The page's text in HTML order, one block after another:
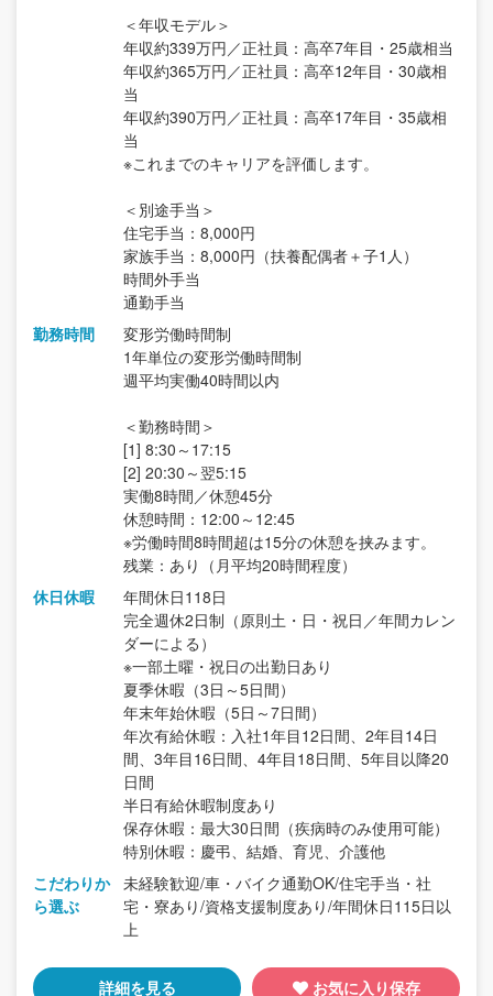
＜年収モデル＞
年収約339万円／正社員：高卒7年目・25歳相当
年収約365万円／正社員：高卒12年目・30歳相
当
年収約390万円／正社員：高卒17年目・35歳相
当
※これまでのキャリアを評価します。
＜別途手当＞
住宅手当：8,000円
家族手当：8,000円（扶養配偶者＋子1人）
時間外手当
通勤手当
勤務時間
変形労働時間制
1年単位の変形労働時間制
週平均実働40時間以内
＜勤務時間＞
[1] 8:30～17:15
[2] 20:30～翌5:15
実働8時間／休憩45分
休憩時間：12:00～12:45
※労働時間8時間超は15分の休憩を挟みます。
残業：あり（月平均20時間程度）
休日休暇
年間休日118日
完全週休2日制（原則土・日・祝日／年間カレン
ダーによる）
※一部土曜・祝日の出勤日あり
夏季休暇（3日～5日間）
年末年始休暇（5日～7日間）
年次有給休暇：入社1年目12日間、2年目14日
間、3年目16日間、4年目18日間、5年目以降20
日間
半日有給休暇制度あり
保存休暇：最大30日間（疾病時のみ使用可能）
特別休暇：慶弔、結婚、育児、介護他
こだわりか
ら選ぶ
未経験歓迎/車・バイク通勤OK/住宅手当・社
宅・寮あり/資格支援制度あり/年間休日115日以
上
詳細を見る お気に入り保存